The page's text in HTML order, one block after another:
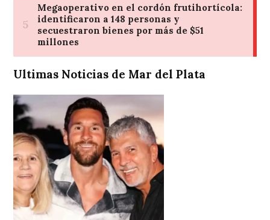
Ultimas Noticias de Mar del Plata